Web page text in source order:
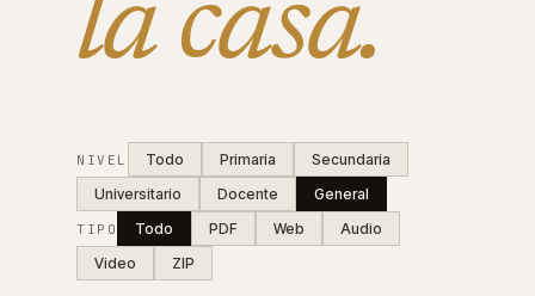
la casa.
NIVEL Todo Primaria
Secundaria
Universitario
Docente General
TIPO Todo PDF Web
Audio
Video
ZIP